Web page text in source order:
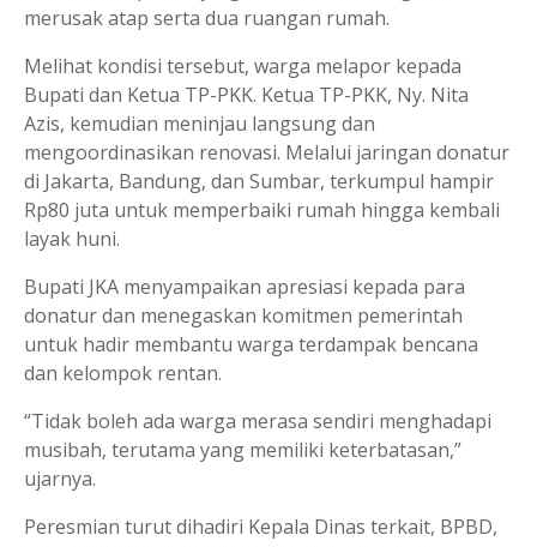
merusak atap serta dua ruangan rumah.
Melihat kondisi tersebut, warga melapor kepada
Bupati dan Ketua TP-PKK. Ketua TP-PKK, Ny. Nita
Azis, kemudian meninjau langsung dan
mengoordinasikan renovasi. Melalui jaringan donatur
di Jakarta, Bandung, dan Sumbar, terkumpul hampir
Rp80 juta untuk memperbaiki rumah hingga kembali
layak huni.
Bupati JKA menyampaikan apresiasi kepada para
donatur dan menegaskan komitmen pemerintah
untuk hadir membantu warga terdampak bencana
dan kelompok rentan.
“Tidak boleh ada warga merasa sendiri menghadapi
musibah, terutama yang memiliki keterbatasan,”
ujarnya.
Peresmian turut dihadiri Kepala Dinas terkait, BPBD,